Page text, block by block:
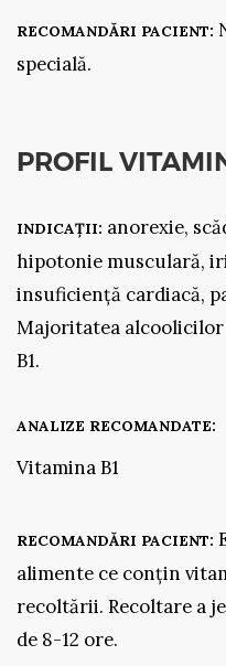
RECOMANDĂRI PACIENT:
specială.
PROFIL
INDICAȚII: anorexie,
hipotonie musculară,
insuficiență cardiacă,
Majoritatea
B1.
ANALIZE RECOMANDATE:
Vitamina B1
RECOMANDĂRI PACIENT:
alimente ce conțin
recoltării. Recoltare a
de 8-12 ore.